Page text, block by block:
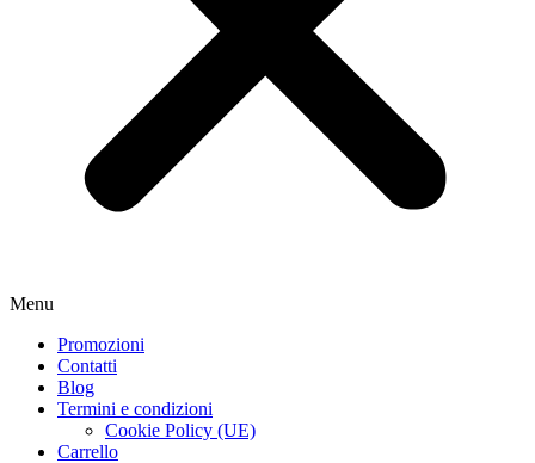
Menu
Promozioni
Contatti
Blog
Termini e condizioni
Cookie Policy (UE)
Carrello